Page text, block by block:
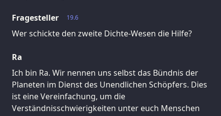
19.6
Fragesteller
Wer schickte den zweite Dichte-Wesen die Hilfe?
Ra
Ich bin Ra. Wir nennen uns selbst das Bündnis der
Planeten im Dienst des Unendlichen Schöpfers. Dies
ist eine Vereinfachung, um die
Verständnisschwierigkeiten unter euch Menschen